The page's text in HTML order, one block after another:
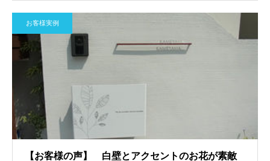
お客様実例
【お客様の声】 白壁とアクセントのお花が素敵